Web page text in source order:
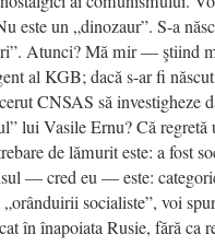
este un „dinozaur”. S-a
Atunci? Mă mir — ştiind
al KGB; dacă s-ar fi
CNSAS să investigheze
lui Vasile Ernu? Că regretă
de lămurit este: a fost
— cred eu — este:
socialiste”, voi
în înapoiata Rusie, fără ca